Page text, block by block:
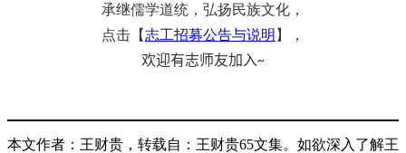
承继儒学道统，弘扬民族文化，
点击【志工招募公告与说明 】，
欢迎有志师友加入~
本文作者：王财贵，转载自：王财贵65文集。如欲深入了解王